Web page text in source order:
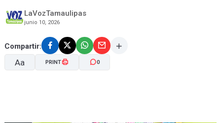
LaVozTamaulipas
junio 10, 2026
Compartir:
Aa PRINT 0